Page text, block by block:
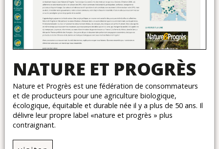
NATURE ET PROGRÈS
Nature et Progrès est une fédération de consommateurs
et de producteurs pour une agriculture biologique,
écologique, équitable et durable née il y a plus de 50 ans. Il
délivre leur propre label «nature et progrès » plus
contraignant.